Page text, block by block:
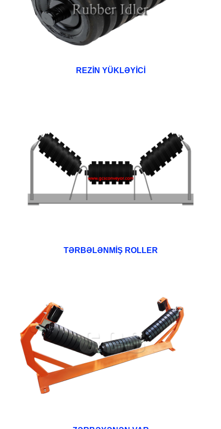
REZİN YÜKLƏYİCİ
TƏRBƏLƏNMİŞ ROLLER